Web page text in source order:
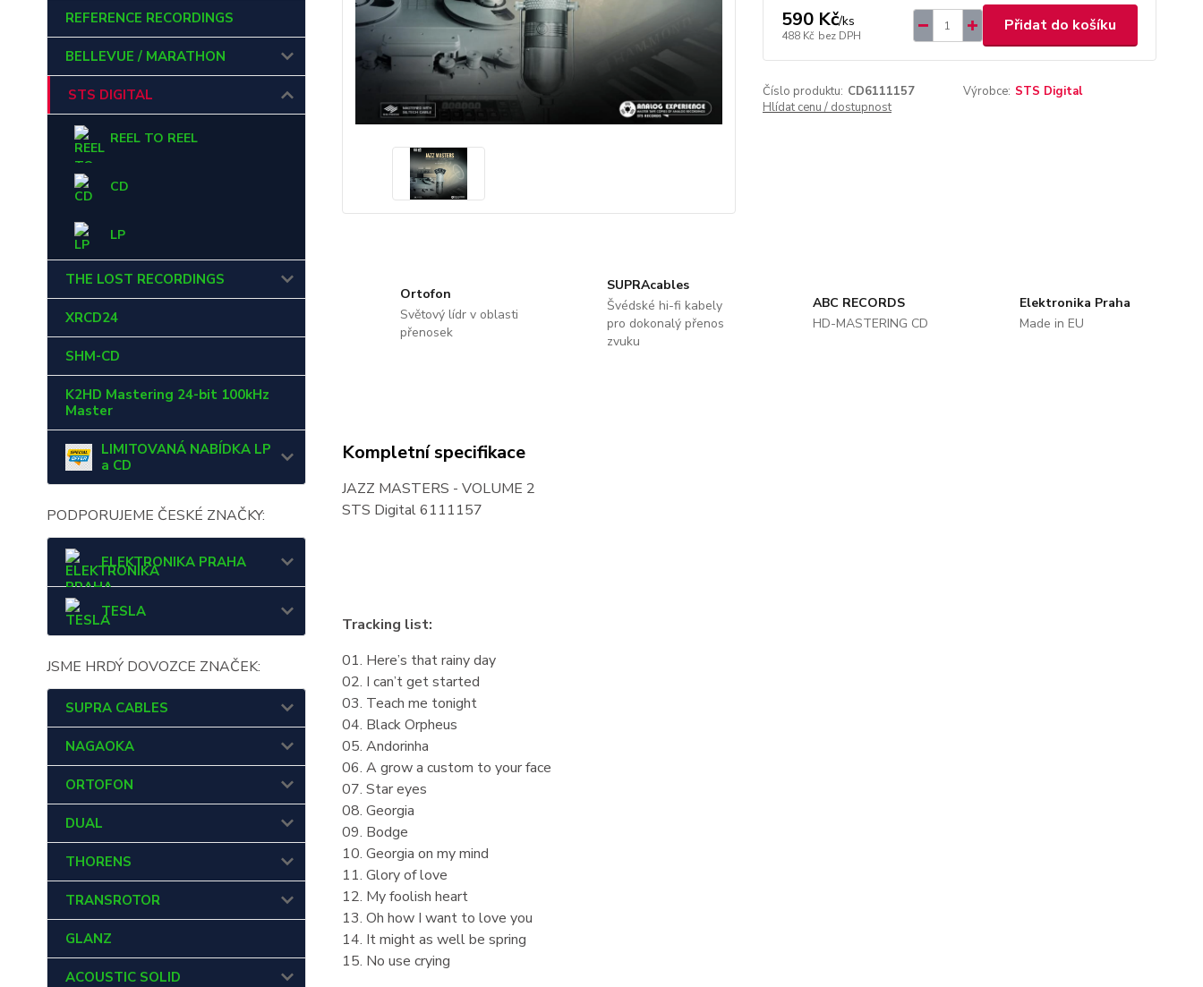
REFERENCE RECORDINGS
BELLEVUE / MARATHON
STS DIGITAL
REEL TO REEL
CD
LP
THE LOST RECORDINGS
XRCD24
SHM-CD
K2HD Mastering 24-bit 100kHz
Master
LIMITOVANÁ NABÍDKA LP
a CD
PODPORUJEME ČESKÉ ZNAČKY:
ELEKTRONIKA PRAHA
TESLA
JSME HRDÝ DOVOZCE ZNAČEK:
SUPRA CABLES
NAGAOKA
ORTOFON
DUAL
THORENS
TRANSROTOR
GLANZ
ACOUSTIC SOLID
590 Kč/ks
488 Kč bez DPH
Přidat do košíku
Číslo produktu: CD6111157 Výrobce: STS Digital
Hlídat cenu / dostupnost
Ortofon
Světový lídr v oblasti
přenosek
SUPRAcables
Švédské hi-fi kabely
pro dokonalý přenos
zvuku
ABC RECORDS
HD-MASTERING CD
Elektronika Praha
Made in EU
Kompletní specifikace
JAZZ MASTERS - VOLUME 2
STS Digital 6111157
Tracking list:
01. Here’s that rainy day
02. I can’t get started
03. Teach me tonight
04. Black Orpheus
05. Andorinha
06. A grow a custom to your face
07. Star eyes
08. Georgia
09. Bodge
10. Georgia on my mind
11. Glory of love
12. My foolish heart
13. Oh how I want to love you
14. It might as well be spring
15. No use crying